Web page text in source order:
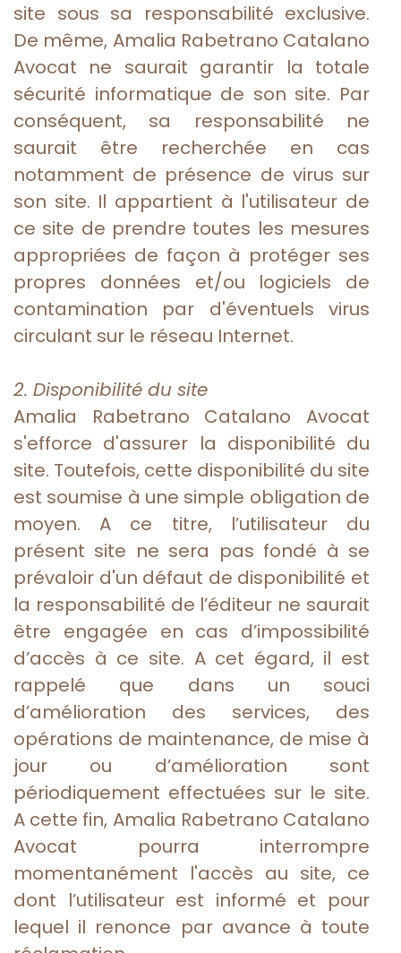
site sous sa responsabilité exclusive.
De même, Amalia Rabetrano Catalano
Avocat ne saurait garantir la totale
sécurité informatique de son site. Par
conséquent, sa responsabilité ne
saurait être recherchée en cas
notamment de présence de virus sur
son site. Il appartient à l'utilisateur de
ce site de prendre toutes les mesures
appropriées de façon à protéger ses
propres données et/ou logiciels de
contamination par d'éventuels virus
circulant sur le réseau Internet.
2. Disponibilité du site
Amalia Rabetrano Catalano Avocat
s'efforce d'assurer la disponibilité du
site. Toutefois, cette disponibilité du site
est soumise à une simple obligation de
moyen. A ce titre, l’utilisateur du
présent site ne sera pas fondé à se
prévaloir d'un défaut de disponibilité et
la responsabilité de l’éditeur ne saurait
être engagée en cas d’impossibilité
d’accès à ce site. A cet égard, il est
rappelé que dans un souci
d’amélioration des services, des
opérations de maintenance, de mise à
jour ou d’amélioration sont
périodiquement effectuées sur le site.
A cette fin, Amalia Rabetrano Catalano
Avocat pourra interrompre
momentanément l'accès au site, ce
dont l’utilisateur est informé et pour
lequel il renonce par avance à toute